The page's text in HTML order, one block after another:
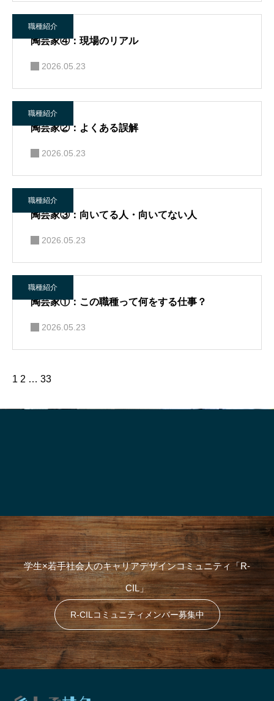
職種紹介
陶芸家④：現場のリアル
2026.05.23
職種紹介
陶芸家②：よくある誤解
2026.05.23
職種紹介
陶芸家③：向いてる人・向いてない人
2026.05.23
職種紹介
陶芸家①：この職種って何をする仕事？
2026.05.23
1 2 … 33
就活って、そもそも“何のためにや
学生×若手社会人のキャリアデザインコミュニティ「R-
CIL」
R-CILコミュニティメンバー募集中